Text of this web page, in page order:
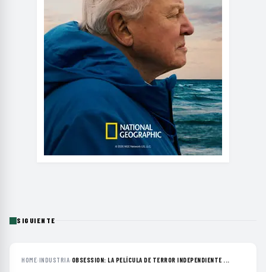
SIGUIENTE
HOME›INDUSTRIA› OBSESSION: LA PELÍCULA DE TERROR INDEPENDIENTE ...